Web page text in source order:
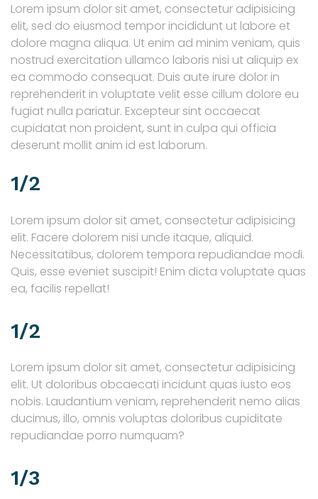
Lorem ipsum dolor sit amet, consectetur adipisicing
elit, sed do eiusmod tempor incididunt ut labore et
dolore magna aliqua. Ut enim ad minim veniam, quis
nostrud exercitation ullamco laboris nisi ut aliquip ex
ea commodo consequat. Duis aute irure dolor in
reprehenderit in voluptate velit esse cillum dolore eu
fugiat nulla pariatur. Excepteur sint occaecat
cupidatat non proident, sunt in culpa qui officia
deserunt mollit anim id est laborum.
1/2
Lorem ipsum dolor sit amet, consectetur adipisicing
elit. Facere dolorem nisi unde itaque, aliquid.
Necessitatibus, dolorem tempora repudiandae modi.
Quis, esse eveniet suscipit! Enim dicta voluptate quas
ea, facilis repellat!
1/2
Lorem ipsum dolor sit amet, consectetur adipisicing
elit. Ut doloribus obcaecati incidunt quas iusto eos
nobis. Laudantium veniam, reprehenderit nemo alias
ducimus, illo, omnis voluptas doloribus cupiditate
repudiandae porro numquam?
1/3